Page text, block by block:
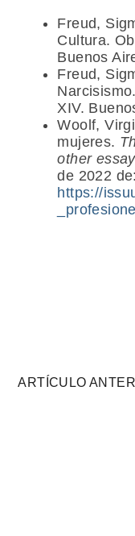
Freud,
Cultura.
Buenos
Freud,
XIV.
Woolf,
mujeres.
other
de 2022 de:
https://
ARTÍCULO